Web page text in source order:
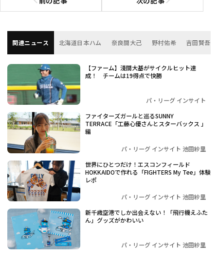
前の記事へ 次の記事へ
関連ニュース 北海道日本ハム 奈良間大己 野村佑希 吉田賢吾
【ファーム】淺間大基がサイクルヒット達
成！ チームは19得点で快勝
パ・リーグ インサイト
ファイターズガールと巡るSUNNY
TERRACE「工藤心優さんとスターバックス 」
編
パ・リーグ インサイト 池田紗里
世界にひとつだけ！エスコンフィールド
HOKKAIDOで作れる「FIGHTERS My Tee」体験
レポ
パ・リーグ インサイト 池田紗里
新千歳空港でしか出会えない！「飛行機えふた
ん」グッズがかわいい
パ・リーグ インサイト 池田紗里